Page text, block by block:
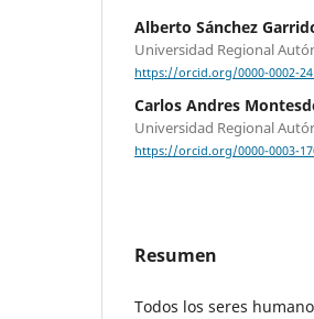
Alberto Sánchez
Universidad Regional
https://orcid.org/0000-0002-
Carlos Andres
Universidad Regional
https://orcid.org/0000-0003-
Resumen
Todos los seres